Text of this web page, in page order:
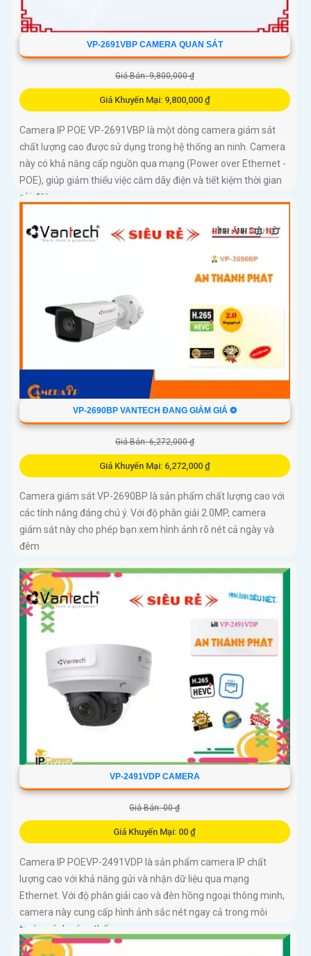
VP-2691VBP CAMERA QUAN SÁT
Giá Bán: 9,800,000 ₫
Giá Khuyến Mại: 9,800,000 ₫
Camera IP POE VP-2691VBP là một dòng camera giám sát
chất lượng cao được sử dụng trong hệ thống an ninh. Camera
này có khả năng cấp nguồn qua mạng (Power over Ethernet -
POE), giúp giảm thiểu việc cắm dây điện và tiết kiệm thời gian
cài đặt
VP-2690BP VANTECH ĐANG GIẢM GIÁ ❂
Giá Bán: 6,272,000 ₫
Giá Khuyến Mại: 6,272,000 ₫
Camera giám sát VP-2690BP là sản phẩm chất lượng cao với
các tính năng đáng chú ý. Với độ phân giải 2.0MP, camera
giám sát này cho phép bạn xem hình ảnh rõ nét cả ngày và
đêm
VP-2491VDP CAMERA
Giá Bán: 00 ₫
Giá Khuyến Mại: 00 ₫
Camera IP POEVP-2491VDP là sản phẩm camera IP chất
lượng cao với khả năng gửi và nhận dữ liệu qua mạng
Ethernet. Với độ phân giải cao và đèn hồng ngoại thông minh,
camera này cung cấp hình ảnh sắc nét ngay cả trong môi
trường ánh sáng thấp